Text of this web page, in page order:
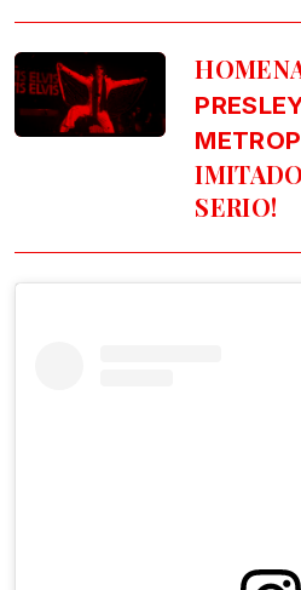
SERIO!